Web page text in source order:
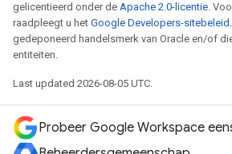
gelicentieerd onder de Apache 2.0-licentie.
raadpleegt u het Google Developers-sitebeleid
gedeponeerd handelsmerk van Oracle en/of
entiteiten.
Last updated 2026-08-05 UTC.
Probeer Google Workspace